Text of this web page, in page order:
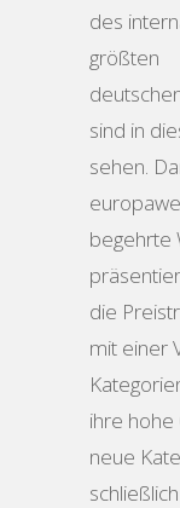
des
größten
sind in
sehen.
begehrte
die
mit einer
ihre hohe
neue